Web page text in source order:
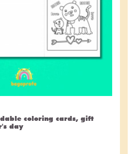
coloring cards, gift
day